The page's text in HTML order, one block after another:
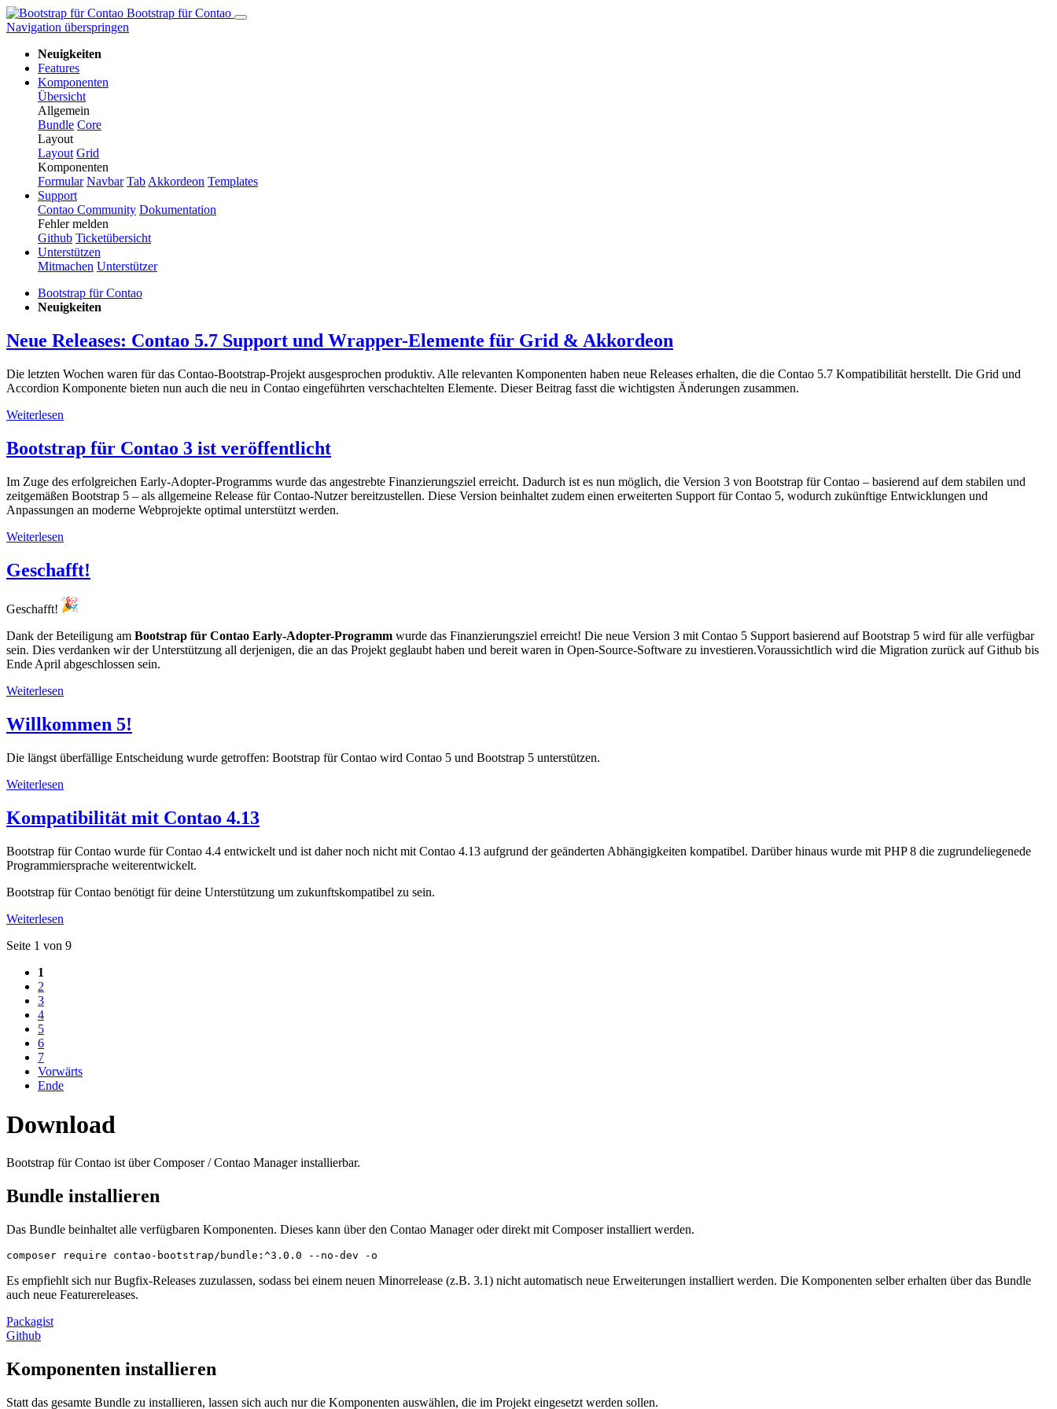
Bootstrap für Contao
Navigation überspringen
Neuigkeiten
Features
Komponenten
Übersicht
Allgemein
Bundle Core
Layout
Layout Grid
Komponenten
Formular Navbar Tab Ak­kor­de­on Templates
Support
Contao Community Dokumentation
Fehler melden
Github Ticketübersicht
Unterstützen
Mitmachen Unterstützer
Bootstrap für Contao
Neuigkeiten
Neue Releases: Contao 5.7 Support und Wrapper-Elemente für Grid & Akkordeon
Die letzten Wochen waren für das Contao-Bootstrap-Projekt ausgesprochen produktiv. Alle relevanten Komponenten haben neue Releases erhalten, die die Contao 5.7 Kompatibilität herstellt. Die Grid und
Accordion Komponente bieten nun auch die neu in Contao eingeführten verschachtelten Elemente. Dieser Beitrag fasst die wichtigsten Änderungen zusammen.
Weiterlesen
Bootstrap für Contao 3 ist veröffentlicht
Im Zuge des erfolgreichen Early-Adopter-Programms wurde das angestrebte Finanzierungsziel erreicht. Dadurch ist es nun möglich, die Version 3 von Bootstrap für Contao – basierend auf dem stabilen und
zeitgemäßen Bootstrap 5 – als allgemeine Release für Contao-Nutzer bereitzustellen. Diese Version beinhaltet zudem einen erweiterten Support für Contao 5, wodurch zukünftige Entwicklungen und
Anpassungen an moderne Webprojekte optimal unterstützt werden.
Weiterlesen
Geschafft!
Geschafft!
Dank der Beteiligung am Bootstrap für Contao Early-Adopter-Programm wurde das Finanzierungsziel erreicht! Die neue Version 3 mit Contao 5 Support basierend auf Bootstrap 5 wird für alle verfügbar
sein. Dies verdanken wir der Unterstützung all derjenigen, die an das Projekt geglaubt haben und bereit waren in Open-Source-Software zu investieren.Voraussichtlich wird die Migration zurück auf Github bis
Ende April abgeschlossen sein.
Weiterlesen
Willkommen 5!
Die längst überfällige Entscheidung wurde getroffen: Bootstrap für Contao wird Contao 5 und Bootstrap 5 unterstützen.
Weiterlesen
Kompatibilität mit Contao 4.13
Bootstrap für Contao wurde für Contao 4.4 entwickelt und ist daher noch nicht mit Contao 4.13 aufgrund der geänderten Abhängigkeiten kompatibel. Darüber hinaus wurde mit PHP 8 die zugrundeliegenede
Programmiersprache weiterentwickelt.
Bootstrap für Contao benötigt für deine Unterstützung um zukunftskompatibel zu sein.
Weiterlesen
Seite 1 von 9
1
2
3
4
5
6
7
Vorwärts
Ende
Download
Bootstrap für Contao ist über Composer / Contao Manager installierbar.
Bundle installieren
Das Bundle beinhaltet alle verfügbaren Komponenten. Dieses kann über den Contao Manager oder direkt mit Composer installiert werden.
composer require contao-bootstrap/bundle:^3.0.0 --no-dev -o
Es empfiehlt sich nur Bugfix-Releases zuzulassen, sodass bei einem neuen Minorrelease (z.B. 3.1) nicht automatisch neue Erweiterungen installiert werden. Die Komponenten selber erhalten über das Bundle
auch neue Featurereleases.
Packagist
Github
Komponenten installieren
Statt das gesamte Bundle zu installieren, lassen sich auch nur die Komponenten auswählen, die im Projekt eingesetzt werden sollen.